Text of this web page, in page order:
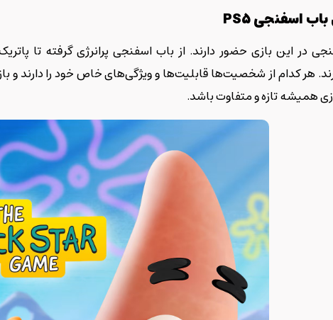
اسفنجیPS5
این بازی حضور دارند. از باب اسفنجی پرانرژی گرفته تا
کدام از شخصیت‌ها قابلیت‌ها و ویژگی‌های خاص خود را دارند و
همیشه تازه و متفاوت باشد.